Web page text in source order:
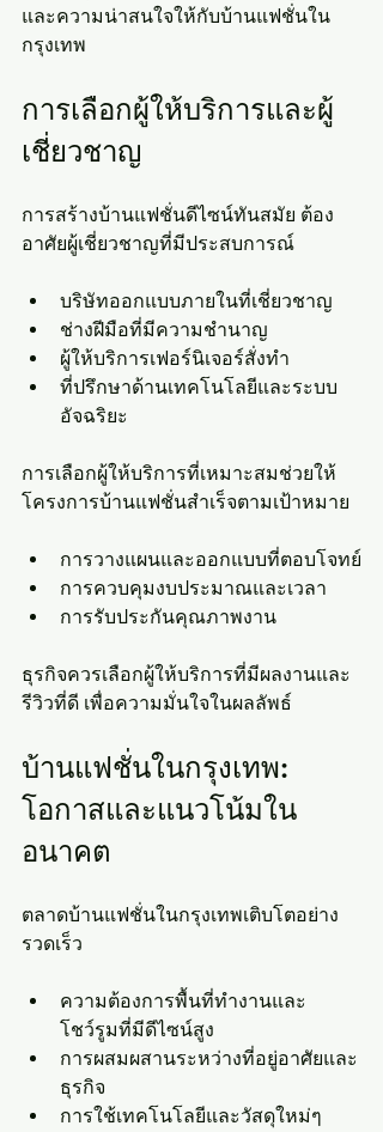
และความน่าสนใจให้กับบ้านแฟชั่นใน
กรุงเทพ
การเลือกผู้ให้บริการและผู้
เชี่ยวชาญ
การสร้างบ้านแฟชั่นดีไซน์ทันสมัย ต้อง
อาศัยผู้เชี่ยวชาญที่มีประสบการณ์
บริษัทออกแบบภายในที่เชี่ยวชาญ
ช่างฝีมือที่มีความชำนาญ
ผู้ให้บริการเฟอร์นิเจอร์สั่งทำ
ที่ปรึกษาด้านเทคโนโลยีและระบบ
อัจฉริยะ
การเลือกผู้ให้บริการที่เหมาะสมช่วยให้
โครงการบ้านแฟชั่นสำเร็จตามเป้าหมาย
การวางแผนและออกแบบที่ตอบโจทย์
การควบคุมงบประมาณและเวลา
การรับประกันคุณภาพงาน
ธุรกิจควรเลือกผู้ให้บริการที่มีผลงานและ
รีวิวที่ดี เพื่อความมั่นใจในผลลัพธ์
บ้านแฟชั่นในกรุงเทพ:
โอกาสและแนวโน้มใน
อนาคต
ตลาดบ้านแฟชั่นในกรุงเทพเติบโตอย่าง
รวดเร็ว
ความต้องการพื้นที่ทำงานและ
โชว์รูมที่มีดีไซน์สูง
การผสมผสานระหว่างที่อยู่อาศัยและ
ธุรกิจ
การใช้เทคโนโลยีและวัสดุใหม่ๆ